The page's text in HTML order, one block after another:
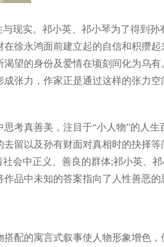
实。祁小英、祁小琴为了得到孙
在徐永鸿面前建立起的自信和积攒
望的身份及爱情在顷刻间化为乌
张力，作家正是通过这样的张力空
真善美，注目于“小人物”的人生
留以及孙有财面对真相时的抉择
会中正义、善良的群体;祁小英、
品中未知的答案指向了人性善恶的
的寓言式叙事使人物形象增色，